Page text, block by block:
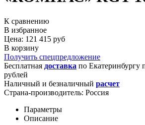
К сравнению
В избранное
Цена: 121 415 руб
В корзину
Получить спецпредложение
Бесплатная доставка по Екатеринбургу
рублей
Наличный и безналичный расчет
Страна-производитель: Россия
Параметры
Описание